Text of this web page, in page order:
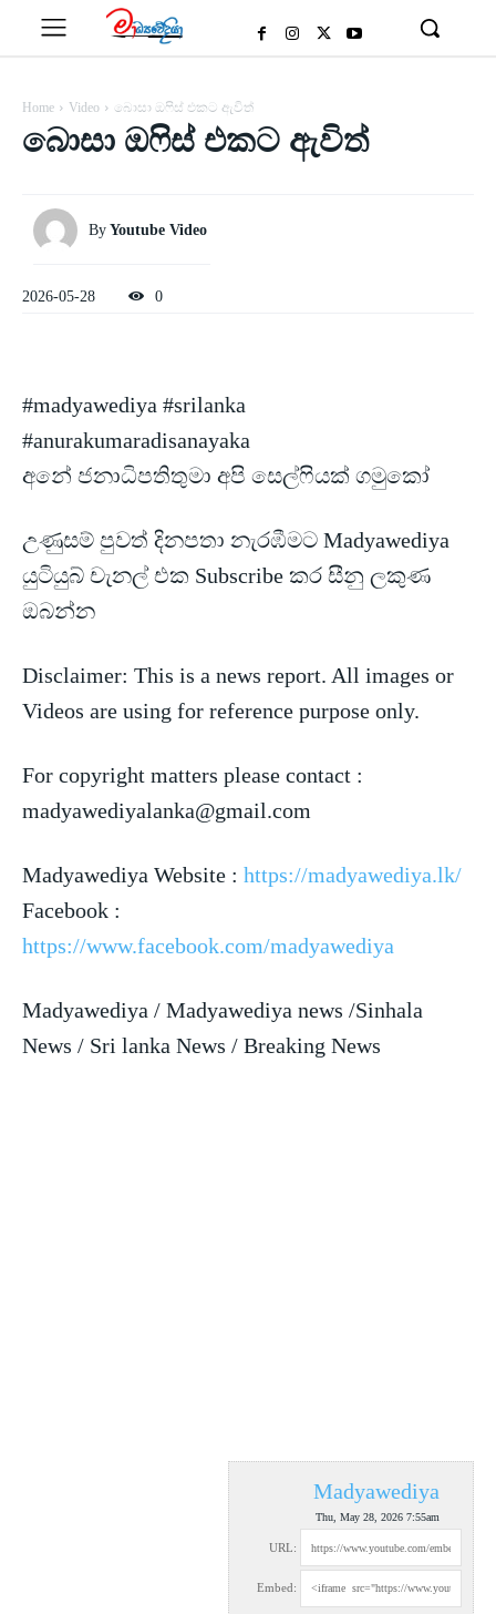
Home Video බොසා ඔෆිස් එකට ඇවිත්
බොසා ඔෆිස් එකට ඇවිත්
By Youtube Video
2026-05-28 0
#madyawediya #srilanka
#anurakumaradisanayaka
අනේ ජනාධිපතිතුමා අපි සෙල්ෆියක් ගමුකෝ
උණුසම් පුවත් දිනපතා නැරඹීමට Madyawediya
යුටියුබ් චැනල් එක Subscribe කර සීනු ලකුණ
ඔබන්න
Disclaimer: This is a news report. All images or
Videos are using for reference purpose only.
For copyright matters please contact :
madyawediyalanka@gmail.com
Madyawediya Website : https://madyawediya.lk/
Facebook :
https://www.facebook.com/madyawediya
Madyawediya / Madyawediya news /Sinhala
News / Sri lanka News / Breaking News
Madyawediya
Thu, May 28, 2026 7:55am
URL:
Embed: